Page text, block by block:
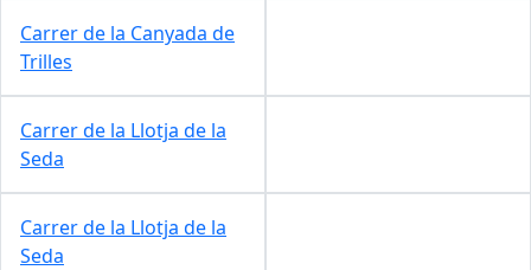
Carrer de la Canyada de
Trilles
Carrer de la Llotja de la
Seda
Carrer de la Llotja de la
Seda